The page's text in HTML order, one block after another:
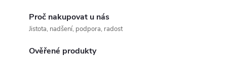
Proč nakupovat u nás
Jistota, nadšení, podpora, radost
Ověřené produkty